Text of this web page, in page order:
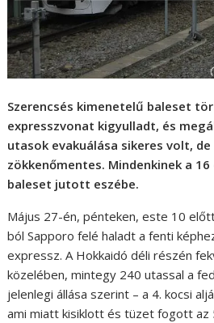
Szerencsés kimenetelű baleset
expresszvonat kigyulladt, és
utasok evakuálása sikeres volt,
zökkenőmentes. Mindenkinek a
baleset jutott eszébe.
Május 27-én, pénteken, este 10
ból Sapporo felé haladt a fenti
expressz. A Hokkaidó déli részén
közelében, mintegy 240 utassal a
jelenlegi állása szerint – a 4. kocsi
ami miatt kisiklott és tüzet fogott az